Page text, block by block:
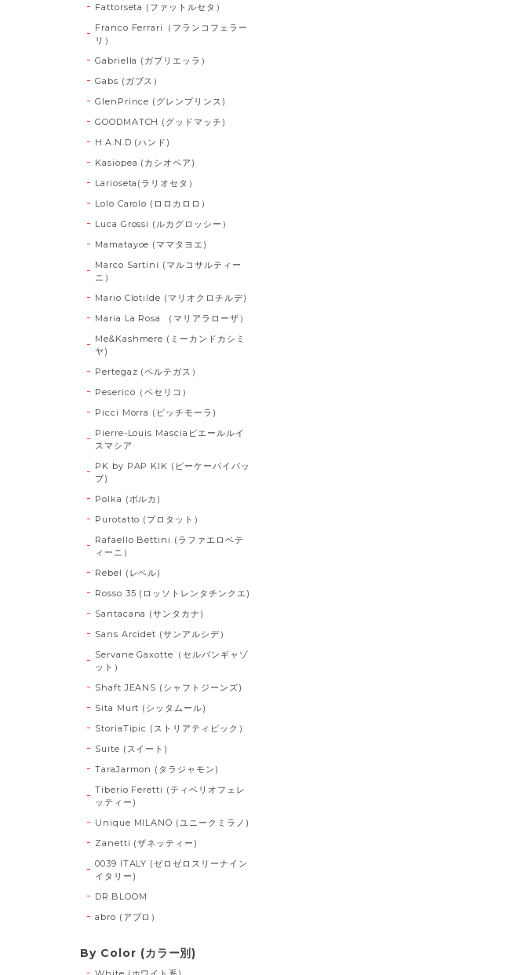
Fattorseta (ファットルセタ）
Franco Ferrari（フランコフェラー
リ）
Gabriella (ガブリエッラ）
Gabs (ガブス）
GlenPrince (グレンプリンス)
GOODMATCH (グッドマッチ)
H.A.N.D (ハンド)
Kasiopea (カシオペア)
Larioseta(ラリオセタ）
Lolo Carolo (ロロカロロ）
Luca Grossi (ルカグロッシー）
Mamatayoe (ママタヨエ)
Marco Sartini (マルコサルティー
ニ）
Mario Clotilde (マリオクロチルデ)
Maria La Rosa （マリアラローザ）
Me&Kashmere (ミーカンドカシミ
ヤ)
Pertegaz (ペルテガス）
Peserico（ペセリコ）
Picci Morra (ピッチモーラ)
Pierre-Louis Masciaピエールルイ
スマシア
PK by PAP KIK (ピーケーバイパッ
プ)
Polka (ポルカ)
Purotatto (プロタット）
Rafaello Bettini (ラファエロベテ
ィーニ）
Rebel (レベル)
Rosso 35 (ロッソトレンタチンクエ)
Santacana (サンタカナ)
Sans Arcidet (サンアルシデ）
Servane Gaxotte（セルバンギャゾ
ット）
Shaft JEANS (シャフトジーンズ)
Sita Murt (シッタムール)
StoriaTipic (ストリアティピック）
Suite (スイート)
TaraJarmon (タラジャモン)
Tiberio Feretti (ティベリオフェレ
ッティー)
Unique MILANO (ユニークミラノ)
Zanetti (ザネッティー)
0039 ITALY (ゼロゼロスリーナイン
イタリー)
DR.BLOOM
abro (アブロ）
By Color (カラー別)